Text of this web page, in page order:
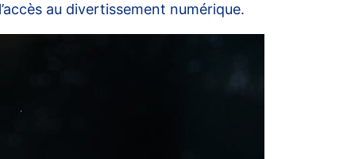
au divertissement numérique.